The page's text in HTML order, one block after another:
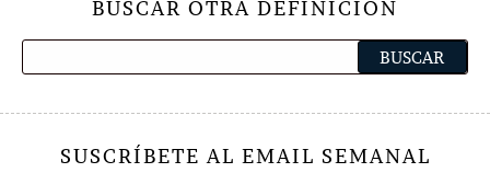
BUSCAR OTRA DEFINICIÓN
SUSCRÍBETE AL EMAIL SEMANAL